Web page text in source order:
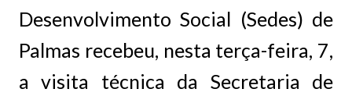
Desenvolvimento Social (Sedes) de
Palmas recebeu, nesta terça-feira, 7,
a visita técnica da Secretaria de